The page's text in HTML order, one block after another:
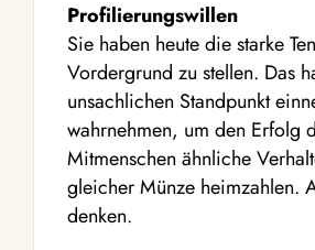
Profilierungswillen
Sie haben heute die starke
Vordergrund zu stellen. Das
unsachlichen Standpunkt
wahrnehmen, um den Erfolg
Mitmenschen ähnliche
gleicher Münze heimzahlen.
denken.